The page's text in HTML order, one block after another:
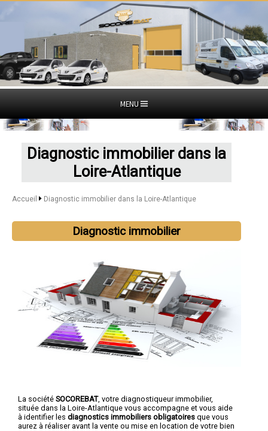
MENU
Diagnostic immobilier dans la
Loire-Atlantique
Accueil Diagnostic immobilier dans la Loire-Atlantique
Diagnostic immobilier
La société SOCOREBAT, votre diagnostiqueur immobilier,
située dans la Loire-Atlantique vous accompagne et vous aide
à identifier les diagnostics immobiliers obligatoires que vous
aurez à réaliser avant la vente ou mise en location de votre bien